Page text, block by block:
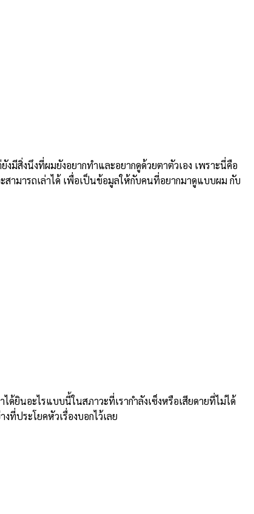
สิ่งนึงที่ผมยังอยากทำและอยากดูด้วยตาตัวเอง เพราะนี่คือ
ามารถเล่าได้ เพื่อเป็นข้อมูลให้กับคนที่อยากมาดูแบบผม กับ
ยินอะไรแบบนี้ในสภาวะที่เรากำลังเซ็งหรือเสียดายที่ไม่ได้
ที่ประโยคหัวเรื่องบอกไว้เลย